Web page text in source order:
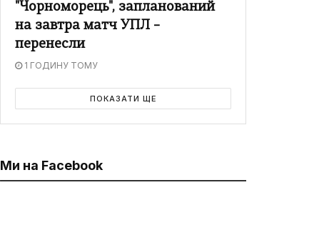
"Чорноморець", запланований
на завтра матч УПЛ –
перенесли
1 ГОДИНУ ТОМУ
ПОКАЗАТИ ЩЕ
Ми на Facebook